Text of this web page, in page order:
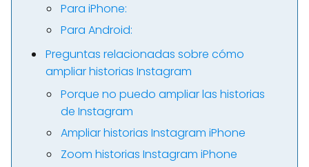
Para iPhone:
Para Android:
Preguntas relacionadas sobre cómo
ampliar historias Instagram
Porque no puedo ampliar las historias
de Instagram
Ampliar historias Instagram iPhone
Zoom historias Instagram iPhone